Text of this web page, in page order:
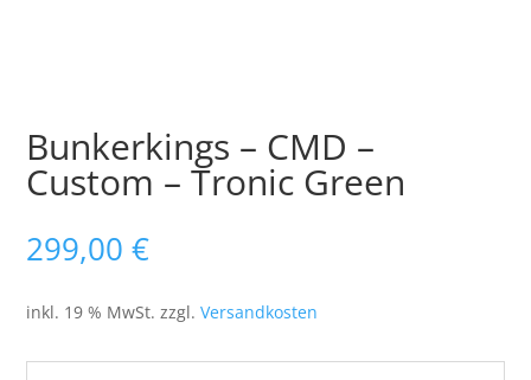
Bunkerkings – CMD –
Custom – Tronic Green
299,00€
inkl. 19 % MwSt. zzgl.Versandkosten